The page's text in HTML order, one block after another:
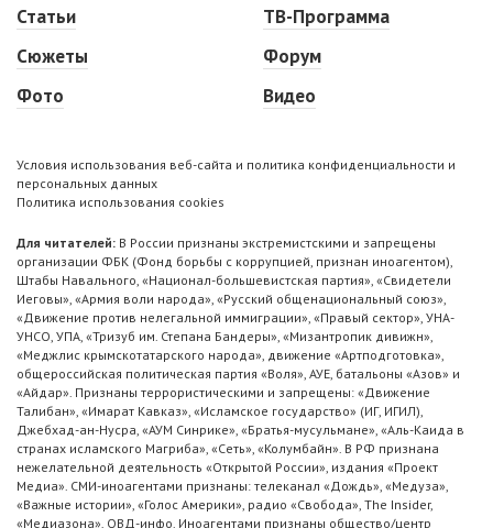
Статьи
Сюжеты
Фото
ТВ-Программа
Форум
Видео
Условия использования веб-сайта и политика конфиденциальности и
персональных данных
Политика использования cookies
Для читателей: В России признаны экстремистскими и запрещены
организации ФБК (Фонд борьбы с коррупцией, признан иноагентом),
Штабы Навального, «Национал-большевистская партия», «Свидетели
Иеговы», «Армия воли народа», «Русский общенациональный союз»,
«Движение против нелегальной иммиграции», «Правый сектор», УНА-
УНСО, УПА, «Тризуб им. Степана Бандеры», «Мизантропик дивижн»,
«Меджлис крымскотатарского народа», движение «Артподготовка»,
общероссийская политическая партия «Воля», АУЕ, батальоны «Азов» и
«Айдар». Признаны террористическими и запрещены: «Движение
Талибан», «Имарат Кавказ», «Исламское государство» (ИГ, ИГИЛ),
Джебхад-ан-Нусра, «АУМ Синрике», «Братья-мусульмане», «Аль-Каида в
странах исламского Магриба», «Сеть», «Колумбайн». В РФ признана
нежелательной деятельность «Открытой России», издания «Проект
Медиа». СМИ-иноагентами признаны: телеканал «Дождь», «Медуза»,
«Важные истории», «Голос Америки», радио «Свобода», The Insider,
«Медиазона», ОВД-инфо. Иноагентами признаны общество/центр